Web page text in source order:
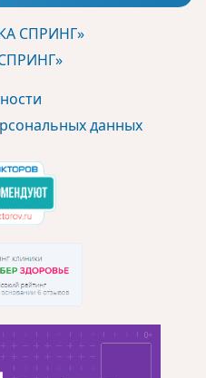
СПРИНГ»
данных